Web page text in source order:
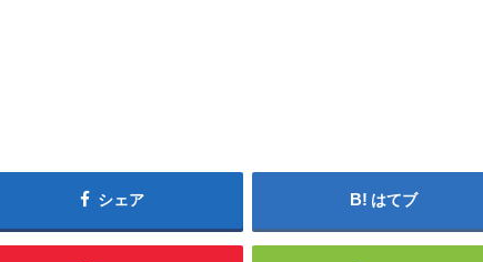
シェア はてブ